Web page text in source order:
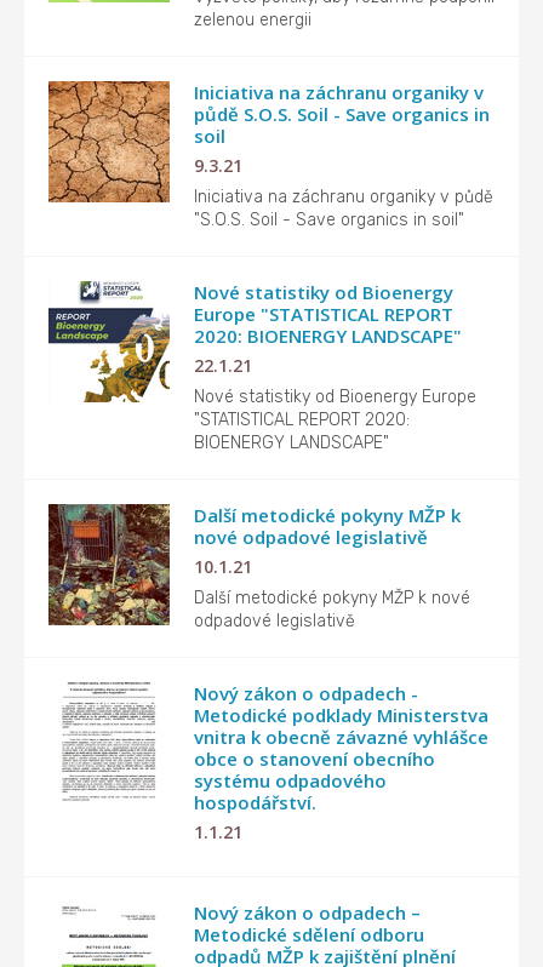
zelenou energii
Iniciativa na záchranu organiky v
půdě S.O.S. Soil - Save organics in
soil
9.3.21
Iniciativa na záchranu organiky v půdě
"S.O.S. Soil - Save organics in soil"
Nové statistiky od Bioenergy
Europe "STATISTICAL REPORT
2020: BIOENERGY LANDSCAPE"
22.1.21
Nové statistiky od Bioenergy Europe
"STATISTICAL REPORT 2020:
BIOENERGY LANDSCAPE"
Další metodické pokyny MŽP k
nové odpadové legislativě
10.1.21
Další metodické pokyny MŽP k nové
odpadové legislativě
Nový zákon o odpadech -
Metodické podklady Ministerstva
vnitra k obecně závazné vyhlášce
obce o stanovení obecního
systému odpadového
hospodářství.
1.1.21
Nový zákon o odpadech –
Metodické sdělení odboru
odpadů MŽP k zajištění plnění